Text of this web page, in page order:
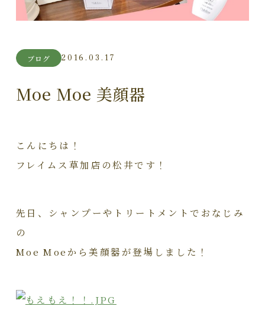
ブログ 2016.03.17
Moe Moe 美顔器
こんにちは！
フレイムス草加店の松井です！
先日、シャンプーやトリートメントでおなじみ
の
Moe Moeから美顔器が登場しました！